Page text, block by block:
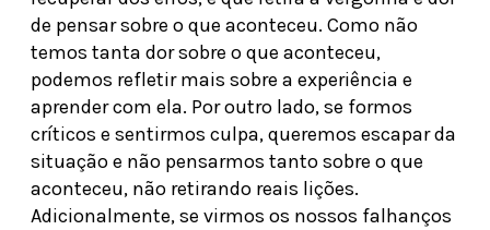
de pensar sobre o que aconteceu. Como não
temos tanta dor sobre o que aconteceu,
podemos refletir mais sobre a experiência e
aprender com ela. Por outro lado, se formos
críticos e sentirmos culpa, queremos escapar da
situação e não pensarmos tanto sobre o que
aconteceu, não retirando reais lições.
Adicionalmente, se virmos os nossos falhanços